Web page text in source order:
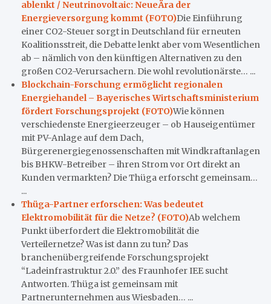
ablenkt / Neutrinovoltaic: NeueÄra der
Energieversorgung kommt (FOTO)Die Einführung
einer CO2-Steuer sorgt in Deutschland für erneuten
Koalitionsstreit, die Debatte lenkt aber vom Wesentlichen
ab – nämlich von den künftigen Alternativen zu den
großen CO2-Verursachern. Die wohl revolutionärste… ...
Blockchain-Forschung ermöglicht regionalen
Energiehandel – Bayerisches Wirtschaftsministerium
fördert Forschungsprojekt (FOTO)Wie können
verschiedenste Energieerzeuger – ob Hauseigentümer
mit PV-Anlage auf dem Dach,
Bürgerenergiegenossenschaften mit Windkraftanlagen
bis BHKW-Betreiber – ihren Strom vor Ort direkt an
Kunden vermarkten? Die Thüga erforscht gemeinsam…
...
Thüga-Partner erforschen: Was bedeutet
Elektromobilität für die Netze? (FOTO)Ab welchem
Punkt überfordert die Elektromobilität die
Verteilernetze? Was ist dann zu tun? Das
branchenübergreifende Forschungsprojekt
“Ladeinfrastruktur 2.0.” des Fraunhofer IEE sucht
Antworten. Thüga ist gemeinsam mit
Partnerunternehmen aus Wiesbaden… ...